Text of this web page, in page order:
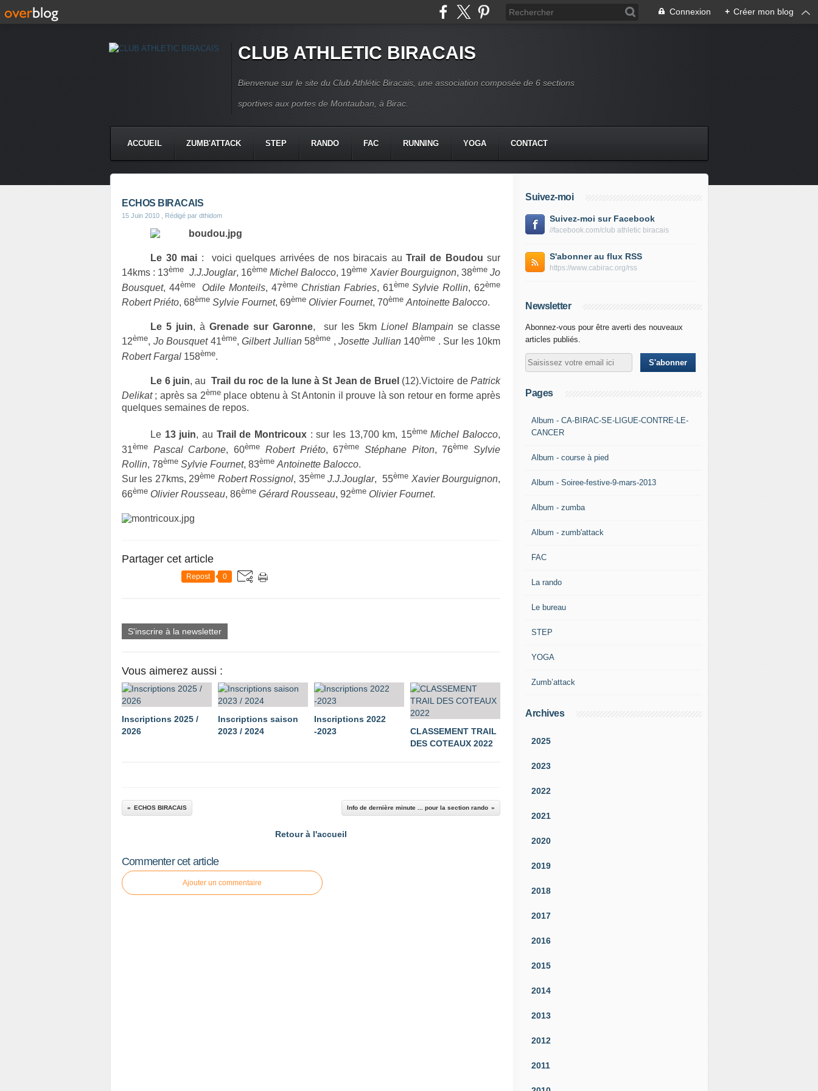
Connexion + Créer mon blog
CLUB ATHLETIC BIRACAIS
Bienvenue sur le site du Club Athlétic Biracais, une association composée de 6 sections
sportives aux portes de Montauban, à Birac.
ACCUEIL ZUMB'ATTACK STEP RANDO FAC RUNNING YOGA CONTACT
ECHOS BIRACAIS
15 Juin 2010 , Rédigé par dthidom
Le 30 mai : voici quelques arrivées de nos biracais auTrail de Boudou sur
14kms : 13ème J.J.Jouglar, 16ème Michel Balocco, 19ème Xavier Bourguignon, 38ème Jo
Bousquet, 44ème Odile Monteils, 47ème Christian Fabries, 61ème Sylvie Rollin, 62ème
Robert Priéto, 68ème Sylvie Fournet, 69ème Olivier Fournet, 70ème Antoinette Balocco.
Le 5 juin, àGrenade sur Garonne, sur les 5kmLionel Blampain se classe
12ème, Jo Bousquet41ème, Gilbert Jullian58ème , Josette Jullian140ème . Sur les 10km
Robert Fargal 158ème.
Le 6 juin, au Trail du roc de la lune à St Jean de Bruel (12).Victoire dePatrick
Delikat; après sa 2èmeplace obtenu à St Antonin il prouve là son retour en forme après
quelques semaines de repos.
Le 13 juin, au Trail de Montricoux : sur les 13,700 km, 15ème Michel Balocco,
31ème Pascal Carbone, 60ème Robert Priéto, 67ème Stéphane Piton, 76ème
Sylvie
Rollin, 78ème Sylvie Fournet, 83ème Antoinette Balocco.
Sur les 27kms, 29ème Robert Rossignol, 35ème J.J.Jouglar, 55ème Xavier Bourguignon,
66ème Olivier Rousseau, 86ème Gérard Rousseau, 92ème Olivier Fournet.
Partager cet article
Repost 0
S'inscrire à la newsletter
Vous aimerez aussi :
Inscriptions 2025 /
2026
Inscriptions saison
2023 / 2024
Inscriptions 2022
-2023
CLASSEMENT TRAIL
DES COTEAUX 2022
ECHOS BIRACAIS Info de dernière minute ... pour la section rando
Retour à l'accueil
Commenter cet article
Ajouter un commentaire
Suivez-moi
Suivez-moi sur Facebook
//facebook.com/club athletic biracais
S'abonner au flux RSS
https://www.cabirac.org/rss
Newsletter
Abonnez-vous pour être averti des nouveaux
articles publiés.
Pages
Album - CA-BIRAC-SE-LIGUE-CONTRE-LE-
CANCER
Album - course à pied
Album - Soiree-festive-9-mars-2013
Album - zumba
Album - zumb'attack
FAC
La rando
Le bureau
STEP
YOGA
Zumb’attack
Archives
2025
2023
2022
2021
2020
2019
2018
2017
2016
2015
2014
2013
2012
2011